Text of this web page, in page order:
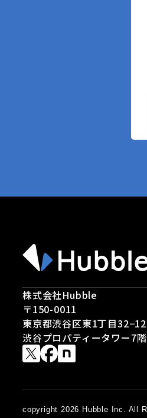
株式会社Hubble
〒150-0011
東京都渋谷区東1丁目32−12
渋谷プロパティータワー7階
copyright 2026 Hubble Inc. All